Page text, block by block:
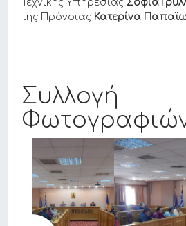
Τεχνικής Υπηρεσίας Σοφία
της Πρόνοιας Κατερίνα
Συλλογή